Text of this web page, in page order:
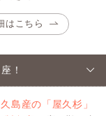
はこちら
！
島産の「屋久杉」